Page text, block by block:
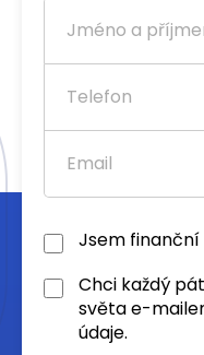
Jsem
Chci každý
světa e-
údaje.